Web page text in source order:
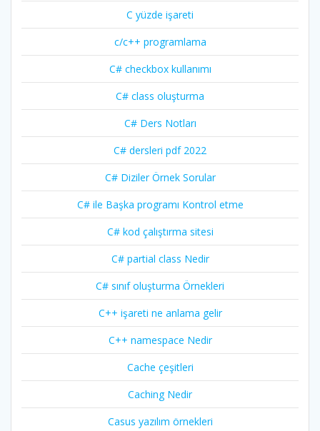
C yüzde işareti
c/c++ programlama
C# checkbox kullanımı
C# class oluşturma
C# Ders Notları
C# dersleri pdf 2022
C# Diziler Örnek Sorular
C# ile Başka programı Kontrol etme
C# kod çalıştırma sitesi
C# partial class Nedir
C# sınıf oluşturma Örnekleri
C++ işareti ne anlama gelir
C++ namespace Nedir
Cache çeşitleri
Caching Nedir
Casus yazılım örnekleri